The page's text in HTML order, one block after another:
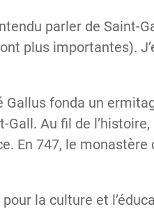
parler de Saint-
plus importantes).
Gallus fonda un
Gall. Au fil de
En 747, le monastère
la culture et